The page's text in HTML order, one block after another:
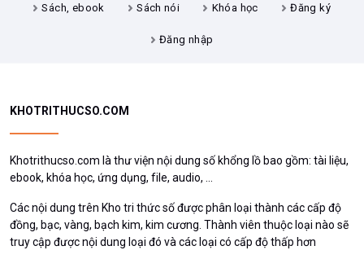
Sách, ebook Sách nói Khóa học Đăng ký
Đăng nhập
KHOTRITHUCSO.COM
Khotrithucso.com là thư viện nội dung số khổng lồ bao gồm: tài liệu,
ebook, khóa học, ứng dụng, file, audio, ...
Các nội dung trên Kho tri thức số được phân loại thành các cấp độ
đồng, bạc, vàng, bạch kim, kim cương. Thành viên thuộc loại nào sẽ
truy cập được nội dung loại đó và các loại có cấp độ thấp hơn